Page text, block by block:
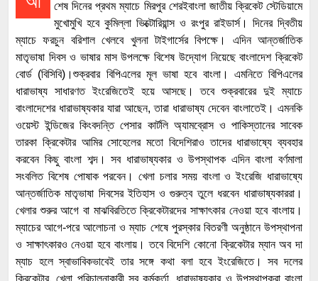
শেষ দিনের প্রথম ম্যাচে মিরপুর শেরইবাংলা জাতীয় ক্রিকেট স্টেডিয়ামে
মুখোমুখি হবে কুমিল্লা ভিক্টোরিয়ান্স ও রংপুর রাইডার্স। দিনের দ্বিতীয়
ম্যাচে ফরচুন বরিশাল খেলবে খুলনা টাইগার্সের বিপক্ষে। এদিন আন্তর্জাতিক
মাতৃভাষা দিবস ও ভাষার মাস উপলক্ষে বিশেষ উদ্যোগ নিয়েছে বাংলাদেশ ক্রিকেট
বোর্ড (বিসিবি)।শুক্রবার বিপিএলের মূল ভাষা হবে বাংলা। এমনিতে বিপিএলের
ধারাভাষ্য সাধারণত ইংরেজিতেই হয়ে আসছে। তবে শুক্রবারের দুই ম্যাচে
বাংলাদেশের ধারাভাষ্যকার যারা আছেন, তারা ধারাভাষ্য দেবেন বাংলাতেই। এমনকি
ওয়েস্ট ইন্ডিজের কিংবদন্তি পেসার কার্টলি অ্যামব্রোস ও পাকিস্তানের সাবেক
তারকা ক্রিকেটার আমির সোহেলের মতো বিদেশিরাও তাদের ধারাভাষ্যে ব্যবহার
করবেন কিছু বাংলা শব্দ। সব ধারাভাষ্যকার ও উপস্থাপক এদিন বাংলা বর্ণমালা
সংবলিত বিশেষ পোষাক পরবেন। খেলা চলার সময় বাংলা ও ইংরেজি ধারাভাষ্যে
আন্তর্জাতিক মাতৃভাষা দিবসের ইতিহাস ও গুরুত্ব তুলে ধরবেন ধারাভাষ্যকাররা।
খেলার শুরুর আগে বা মাঝবিরতিতে ক্রিকেটারদের সাক্ষাৎকার নেওয়া হবে বাংলায়।
ম্যাচের আগে-পরে আলোচনা ও ম্যাচ শেষে পুরস্কার বিতরণী অনুষ্ঠানে উপস্থাপনা
ও সাক্ষাৎকারও নেওয়া হবে বাংলায়। তবে বিদেশি কোনো ক্রিকেটার ম্যান অব দা
ম্যাচ হলে স্বাভাবিকভাবেই তার সঙ্গে কথা বলা হবে ইংরেজিতে। সব দলের